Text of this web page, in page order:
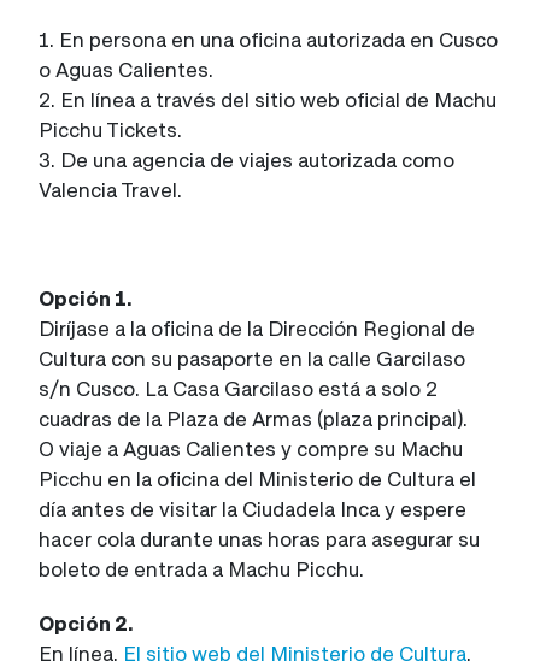
1. En persona en una oficina autorizada en Cusco
o Aguas Calientes.
2. En línea a través del sitio web oficial de Machu
Picchu Tickets.
3. De una agencia de viajes autorizada como
Valencia Travel.
Opción 1.
Diríjase a la oficina de la Dirección Regional de
Cultura con su pasaporte en la calle Garcilaso
s/n Cusco. La Casa Garcilaso está a solo 2
cuadras de la Plaza de Armas (plaza principal).
O viaje a Aguas Calientes y compre su Machu
Picchu en la oficina del Ministerio de Cultura el
día antes de visitar la Ciudadela Inca y espere
hacer cola durante unas horas para asegurar su
boleto de entrada a Machu Picchu.
Opción 2.
En línea. El sitio web del Ministerio de Cultura.